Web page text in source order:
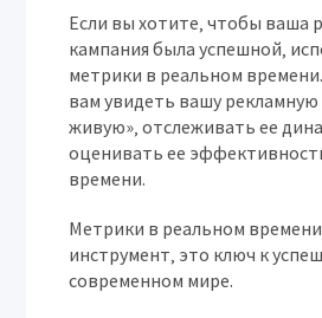
Если вы хотите‚ чтобы ваша
кампания была успешной‚
метрики в реальном
вам увидеть вашу
живую»‚ отслеживать ее
оценивать ее
времени.
Метрики в реальном
инструмент‚ это ключ к
современном мире.